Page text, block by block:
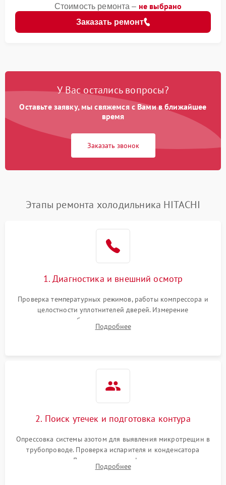
Заказать ремонт
Стоимость ремонта – не выбрано
У Вас остались вопросы?
Оставьте заявку, мы свяжемся с Вами в ближайшее
время
Заказать звонок
Этапы ремонта холодильника HITACHI
1. Диагностика и внешний осмотр
Проверка температурных режимов, работы компрессора и
целостности уплотнителей дверей. Измерение
сопротивления обмоток мотора, проверка термостата и
считывание кодов ошибок с электронного дисплея.
Подробнее
2. Поиск утечек и подготовка контура
Опрессовка системы азотом для выявления микротрещин в
трубопроводе. Проверка испарителя и конденсатора
течеискателем. Демонтаж старого фильтра-осушителя и
продувка капиллярной трубки для устранения засоров.
Подробнее